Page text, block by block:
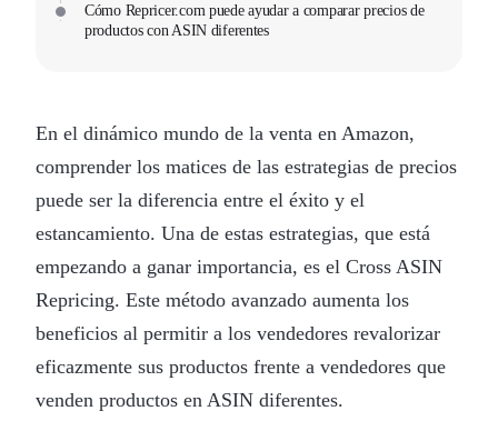
Cómo Repricer.com puede ayudar a comparar precios de
productos con ASIN diferentes
En el dinámico mundo de la venta en Amazon,
comprender los matices de las estrategias de precios
puede ser la diferencia entre el éxito y el
estancamiento. Una de estas estrategias, que está
empezando a ganar importancia, es el Cross ASIN
Repricing. Este método avanzado aumenta los
beneficios al permitir a los vendedores revalorizar
eficazmente sus productos frente a vendedores que
venden productos en ASIN diferentes.